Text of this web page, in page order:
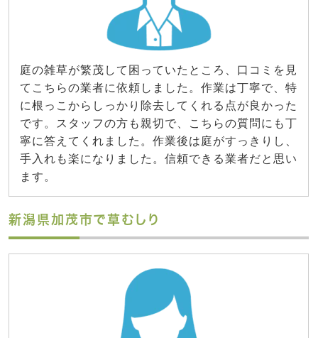
庭の雑草が繁茂して困っていたところ、口コミを見
てこちらの業者に依頼しました。作業は丁寧で、特
に根っこからしっかり除去してくれる点が良かった
です。スタッフの方も親切で、こちらの質問にも丁
寧に答えてくれました。作業後は庭がすっきりし、
手入れも楽になりました。信頼できる業者だと思い
ます。
新潟県加茂市で草むしり